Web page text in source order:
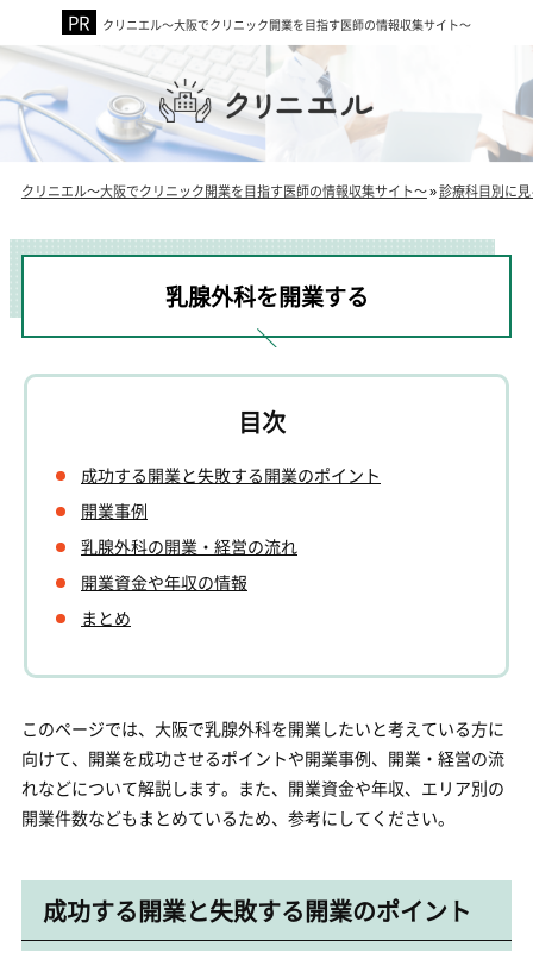
クリニエル～大阪でクリニック開業を目指す医師の情報収集サイト～
クリニエル～大阪でクリニック開業を目指す医師の情報収集サイト～»診療科目別に
乳腺外科を開業する
成功する開業と失敗する開業のポイント
開業事例
乳腺外科の開業・経営の流れ
開業資金や年収の情報
まとめ
このページでは、大阪で乳腺外科を開業したいと考えている方に
向けて、開業を成功させるポイントや開業事例、開業・経営の流
れなどについて解説します。また、開業資金や年収、エリア別の
開業件数などもまとめているため、参考にしてください。
成功する開業と失敗する開業のポイント